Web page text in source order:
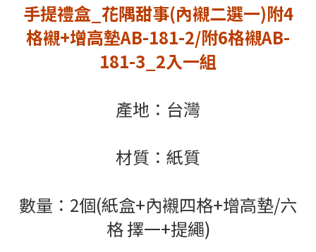
手提禮盒_花隅甜事(內襯二選一)附4
格襯+增高墊AB-181-2/附6格襯AB-
181-3_2入一組
產地：台灣
材質：紙質
數量：2個(紙盒+內襯四格+增高墊/六
格擇一+提繩)